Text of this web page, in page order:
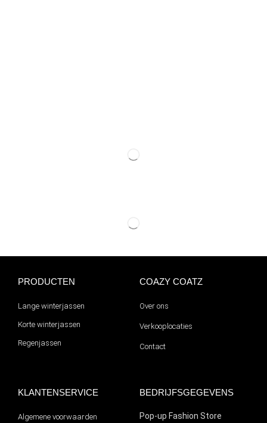
PRODUCTEN
Lange winterjassen
Korte winterjassen
Regenjassen
COAZY COATZ
Over ons
Verkooplocaties
Contact
KLANTENSERVICE
Algemene voorwaarden
BEDRIJFSGEGEVENS
Pop-up Fashion Store